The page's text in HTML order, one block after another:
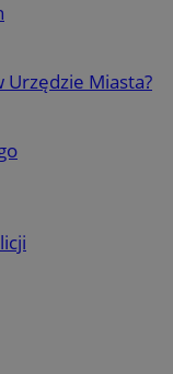
Urzędzie Miasta?